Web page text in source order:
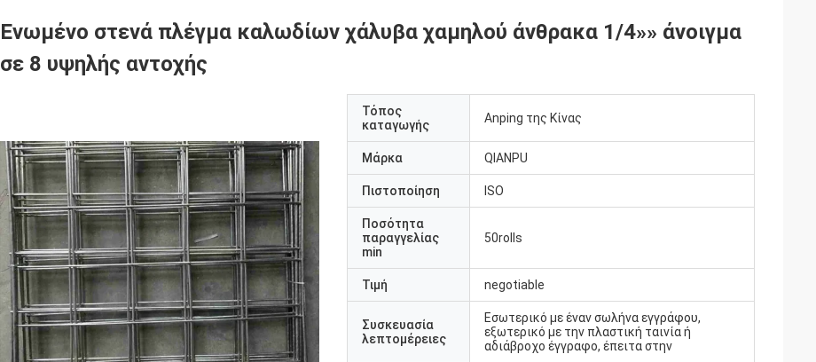
Ενωμένο στενά πλέγμα καλωδίων χάλυβα χαμηλού άνθρακα 1/4»» άνοιγμα
σε 8 υψηλής αντοχής
Τόπος
καταγωγής
Anping της Κίνας
Μάρκα QIANPU
Πιστοποίηση ISO
Ποσότητα
παραγγελίας
min
50rolls
Τιμή negotiable
Συσκευασία
λεπτομέρειες
Εσωτερικό με έναν σωλήνα εγγράφου,
εξωτερικό με την πλαστική ταινία ή
αδιάβροχο έγγραφο, έπειτα στην